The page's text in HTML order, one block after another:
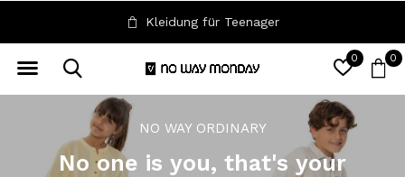
0 0
Ganz für Sie, ohne Filter
NO WAY ORDINARY
No one is you, that's your